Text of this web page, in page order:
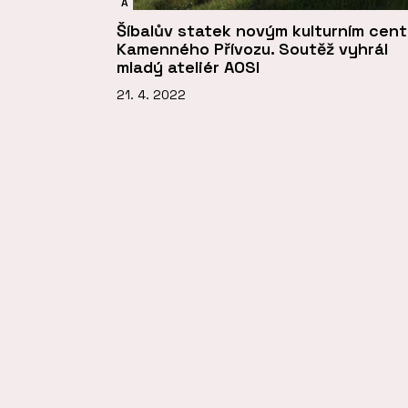
A
Šíbalův statek novým kulturním
Kamenného Přívozu. Soutěž vyhrál
mladý ateliér AOSI
21. 4. 2022